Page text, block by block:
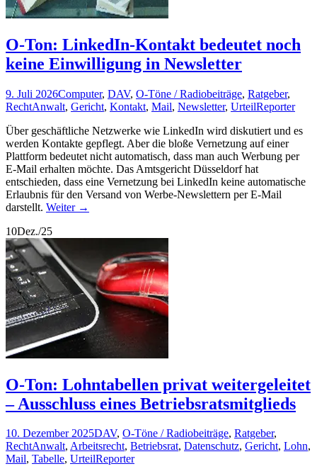
O-Ton: LinkedIn-Kontakt bedeutet noch
keine Einwilligung in Newsletter
9. Juli 2026Computer, DAV, O-Töne / Radiobeiträge, Ratgeber,
RechtAnwalt, Gericht, Kontakt, Mail, Newsletter, UrteilReporter
Über geschäftliche Netzwerke wie LinkedIn wird diskutiert und es
werden Kontakte gepflegt. Aber die bloße Vernetzung auf einer
Plattform bedeutet nicht automatisch, dass man auch Werbung per
E-Mail erhalten möchte. Das Amtsgericht Düsseldorf hat
entschieden, dass eine Vernetzung bei LinkedIn keine automatische
Erlaubnis für den Versand von Werbe-Newslettern per E-Mail
darstellt. Weiter →
10Dez./25
O-Ton: Lohntabellen privat weitergeleitet
– Ausschluss eines Betriebsratsmitglieds
10. Dezember 2025DAV, O-Töne / Radiobeiträge, Ratgeber,
RechtAnwalt, Arbeitsrecht, Betriebsrat, Datenschutz, Gericht, Lohn,
Mail, Tabelle, UrteilReporter